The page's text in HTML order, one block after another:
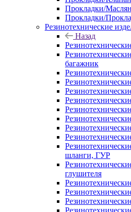
Прокладки/
Прокладки/
Резинотехнические
Назад
багажник
шланги, ГУР
глушителя